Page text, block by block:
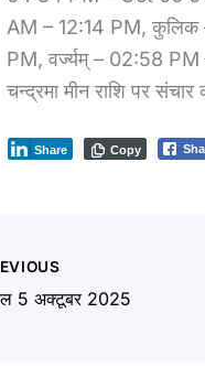
AM – 12:14 PM, कुलिक
PM, वर्ज्यम् – 02:58 PM
चन्द्रमा मीन राशि पर
Share Copy
5 अक्टूबर 2025